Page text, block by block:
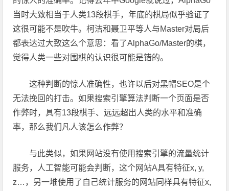
当时大致相当于人类13段棋手，年底的棋局似乎验证了
这很可能不是吹牛。柯洁和聂卫平等人与Master对局后
都表达过大致这么个意思：看了AlphaGo/Master的棋，
觉得人类一些对围棋的认识很可能是错的。
这种判断的惊人准确性，也许以后对黑帽SEO是个
无法挽回的打击。如果搜索引擎算法判断一个页面是否
作弊时，具有13段棋手、远远超出人类的水平和准确
率，那么我们凡人该怎么作弊？
与此类似，如果网站没有使用搜索引擎的流量统计
服务，人工智能可能会判断，这个网站A具有特征x, y,
z…，另一堆使用了自己统计服务的网站同样具有特征x,